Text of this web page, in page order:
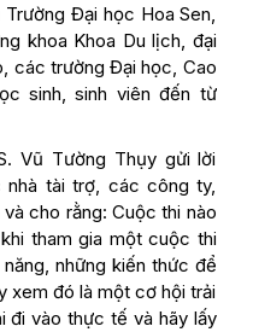
Đại học Hoa Sen,
khoa Khoa Du lịch, đại
các trường Đại học, Cao
sinh, sinh viên đến từ
Vũ Tường Thụy gửi lời
tài trợ, các công ty,
cho rằng: Cuộc thi nào
tham gia một cuộc thi
những kiến thức để
xem đó là một cơ hội trải
đi vào thực tế và hãy lấy